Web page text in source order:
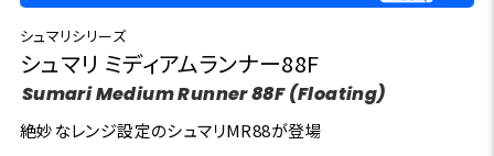
シュマリシリーズ
シュマリ ミディアムランナー88F
Sumari Medium Runner 88F (Floating)
絶妙なレンジ設定のシュマリMR88が登場